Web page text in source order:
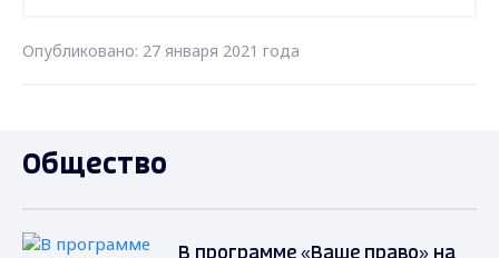
Опубликовано: 27 января 2021 года
Общество
В программе «Ваше право» на